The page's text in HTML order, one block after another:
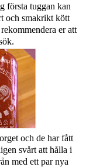
första tuggan kan
och smakrikt kött
er att
och de har fått
svårt att hålla i
med ett par nya